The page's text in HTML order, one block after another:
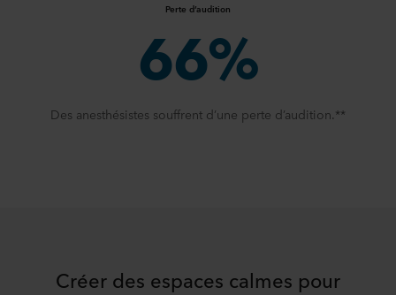
Perte d’audition
66%
Des anesthésistes souffrent d’une perte d’audition.**
Créer des espaces calmes pour